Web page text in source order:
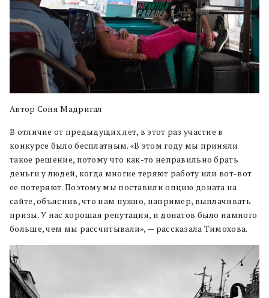
Автор Соня Мадригал
В отличие от предыдущих лет, в этот раз участие в
конкурсе было бесплатным. «В этом году мы приняли
такое решение, потому что как-то неправильно брать
деньги у людей, когда многие теряют работу или вот-вот
ее потеряют. Поэтому мы поставили опцию доната на
сайте, объяснив, что нам нужно, например, выплачивать
призы. У нас хорошая репутация, и донатов было намного
больше, чем мы рассчитывали», — рассказала Тимохова.